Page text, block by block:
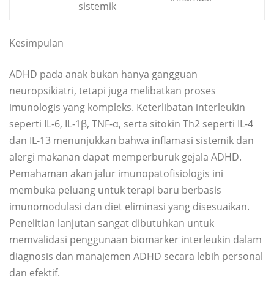
sistemik
Kesimpulan
ADHD pada anak bukan hanya gangguan
neuropsikiatri, tetapi juga melibatkan proses
imunologis yang kompleks. Keterlibatan interleukin
seperti IL-6, IL-1β, TNF-α, serta sitokin Th2 seperti IL-4
dan IL-13 menunjukkan bahwa inflamasi sistemik dan
alergi makanan dapat memperburuk gejala ADHD.
Pemahaman akan jalur imunopatofisiologis ini
membuka peluang untuk terapi baru berbasis
imunomodulasi dan diet eliminasi yang disesuaikan.
Penelitian lanjutan sangat dibutuhkan untuk
memvalidasi penggunaan biomarker interleukin dalam
diagnosis dan manajemen ADHD secara lebih personal
dan efektif.